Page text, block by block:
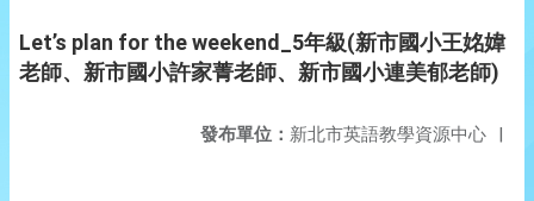
Let’s plan for the weekend_5年級(新市國小王姳媁
老師、新市國小許家菁老師、新市國小連美郁老師)
發布單位： 新北市英語教學資源中心 |